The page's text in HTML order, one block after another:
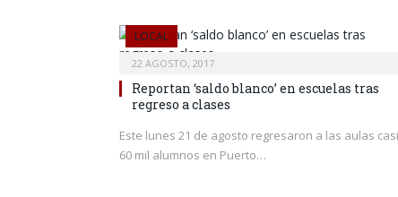
LOCAL
22 AGOSTO, 2017
Reportan ‘saldo blanco’ en escuelas tras
regreso a clases
Este lunes 21 de agosto regresaron a las aulas casi
60 mil alumnos en Puerto…